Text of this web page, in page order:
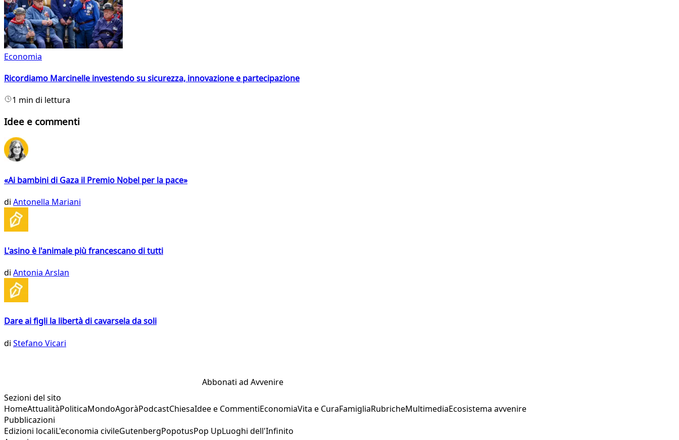
Economia
Ricordiamo Marcinelle investendo su sicurezza, innovazione e partecipazione
1 min di lettura
Idee e commenti
«Ai bambini di Gaza il Premio Nobel per la pace»
di Antonella Mariani
L'asino è l'animale più francescano di tutti
di Antonia Arslan
Dare ai figli la libertà di cavarsela da soli
di Stefano Vicari
Abbonati ad Avvenire
Sezioni del sito
HomeAttualitàPoliticaMondoAgoràPodcastChiesaIdee e CommentiEconomiaVita e CuraFamigliaRubricheMultimediaEcosistema avvenire
Pubblicazioni
Edizioni localiL'economia civileGutenbergPopotusPop UpLuoghi dell'Infinito